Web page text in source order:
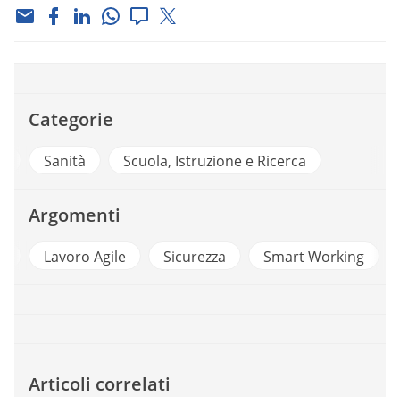
Categorie
Sanità Scuola, Istruzione e Ricerca
Argomenti
Lavoro Agile Sicurezza Smart Working
Articoli correlati